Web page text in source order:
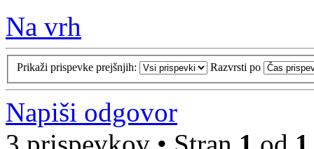
Na vrh
Prikaži prispevke prejšnjih: Razvrsti po
Napiši odgovor